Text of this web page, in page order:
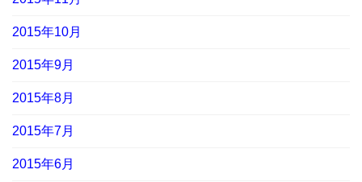
2015年10月
2015年9月
2015年8月
2015年7月
2015年6月